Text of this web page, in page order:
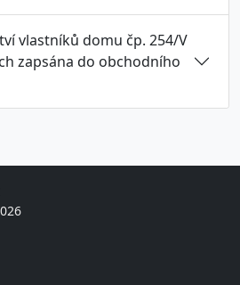
vlastníků domu čp. 254/V
zapsána do obchodního